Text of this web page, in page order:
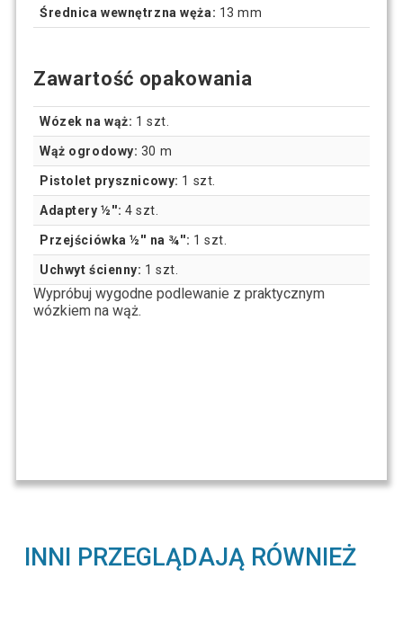
Średnica wewnętrzna węża: 13 mm
Zawartość opakowania
Wózek na wąż: 1 szt.
Wąż ogrodowy: 30 m
Pistolet prysznicowy: 1 szt.
Adaptery ½'': 4 szt.
Przejściówka ½'' na ¾'': 1 szt.
Uchwyt ścienny: 1 szt.
Wypróbuj wygodne podlewanie z praktycznym
wózkiem na wąż.
INNI PRZEGLĄDAJĄ RÓWNIEŻ